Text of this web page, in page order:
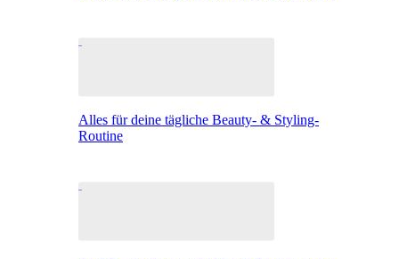
Alles für deine tägliche Beauty- & Styling-
Routine